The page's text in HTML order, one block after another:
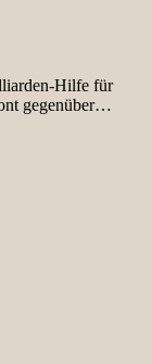
Hilfe für
gegenüber…